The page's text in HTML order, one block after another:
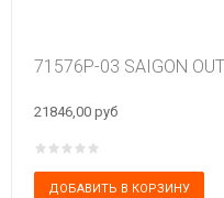
71576P-03 SAIGON
21846,00 руб